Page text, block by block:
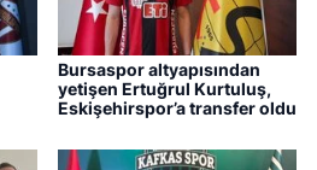
Bursaspor altyapısından
yetişen Ertuğrul Kurtuluş,
Eskişehirspor’a transfer oldu